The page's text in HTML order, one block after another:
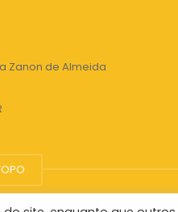
Zanon de Almeida